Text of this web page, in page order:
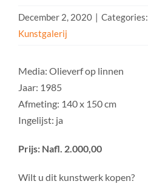
December 2, 2020 | Categories:
Kunstgalerij
Media: Olieverf op linnen
Jaar: 1985
Afmeting: 140 x 150 cm
Ingelijst: ja
Prijs: Nafl. 2.000,00
Wilt u dit kunstwerk kopen?